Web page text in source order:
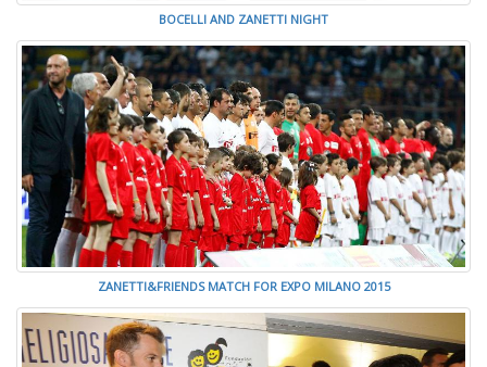
BOCELLI AND ZANETTI NIGHT
ZANETTI&FRIENDS MATCH FOR EXPO MILANO 2015